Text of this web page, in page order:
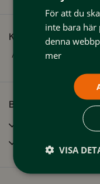
Kapacitet
Antal bäddar:
Bra att veta
För att du
inte bara här
denna
mer
VISA